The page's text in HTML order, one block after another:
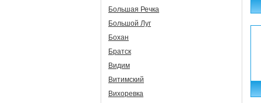
Большая Речка
Большой Луг
Бохан
Братск
Видим
Витимский
Вихоревка